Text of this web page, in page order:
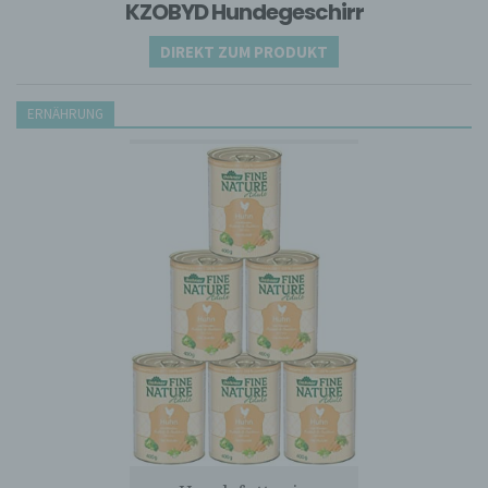
KZOBYD Hundegeschirr
DIREKT ZUM PRODUKT
ERNÄHRUNG
Einwilligung ist jede von der betroffenen
Person freiwillig für den bestimmten Fall in
informierter Weise und unmissverständlich
einer Erklärung oder einer sonstigen
der die betroffene Person zu verstehen gibt,
dass sie mit der Verarbeitung der sie
betreffenden personenbezogenen Daten
Name und Anschrift des für die Verarbeitung
Verantwortlichen
Verantwortlicher im Sinne der Datenschutz-
Grundverordnung, sonstiger in den Mitgliedstaaten
der Europäischen Union geltenden
Datenschutzgesetze und anderer Bestimmungen
mit datenschutzrechtlichem Charakter ist die: